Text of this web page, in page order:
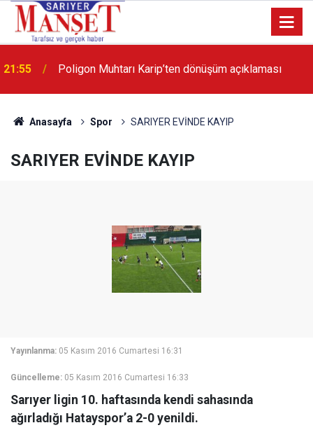
21:55 Poligon Muhtarı Karip’ten dönüşüm açıklaması
Anasayfa Spor SARIYER EVİNDE KAYIP
SARIYER EVİNDE KAYIP
Yayınlanma: 05 Kasım 2016 Cumartesi 16:31
Güncelleme: 05 Kasım 2016 Cumartesi 16:33
Sarıyer ligin 10. haftasında kendi sahasında
ağırladığı Hatayspor’a 2-0 yenildi.